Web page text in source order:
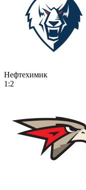
Нефтехимик
1:2